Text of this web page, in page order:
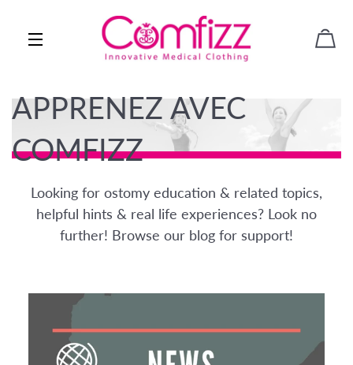
NAVIGATION
APPRENEZ AVEC
COMFIZZ
Looking for ostomy education & related topics,
helpful hints & real life experiences? Look no
further! Browse our blog for support!